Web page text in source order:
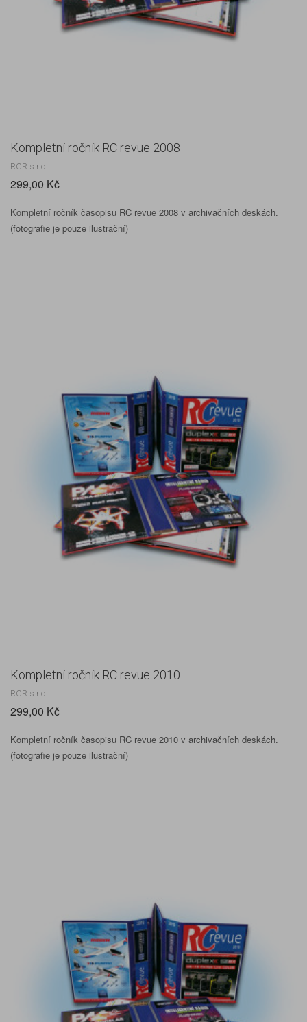
Kompletní ročník RC revue 2008
RCR s.r.o.
299,00 Kč
Kompletní ročník časopisu RC revue 2008 v archivačních deskách.
(fotografie je pouze ilustrační)
Kompletní ročník RC revue 2010
RCR s.r.o.
299,00 Kč
Kompletní ročník časopisu RC revue 2010 v archivačních deskách.
(fotografie je pouze ilustrační)